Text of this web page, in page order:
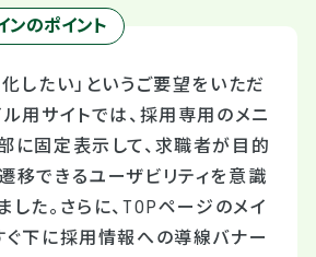
ンのポイント
したい」というご要望をいただ
ル用サイトでは、採用専用のメニ
に固定表示して、求職者が目的
移できるユーザビリティを意識
した。さらに、TOPページのメイ
ぐ下に採用情報への導線バナー